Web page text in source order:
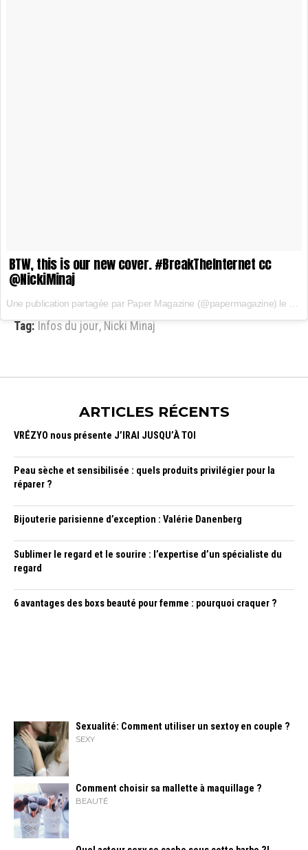
BTW, this is our new cover. #BreakTheInternet cc
@NickiMinaj
Tag: Infos du jour, Nicki Minaj
ARTICLES RÉCENTS
VRÉZYO nous présente J’IRAI JUSQU’À TOI
Peau sèche et sensibilisée : quels produits privilégier pour la
réparer ?
Bijouterie parisienne d’exception : Valérie Danenberg
Sublimer le regard et le sourire : l’expertise d’un spécialiste du
regard
6 avantages des boxs beauté pour femme : pourquoi craquer ?
Sexualité: Comment utiliser un sextoy en couple ?
SEXY
Comment choisir sa mallette à maquillage ?
BEAUTÉ